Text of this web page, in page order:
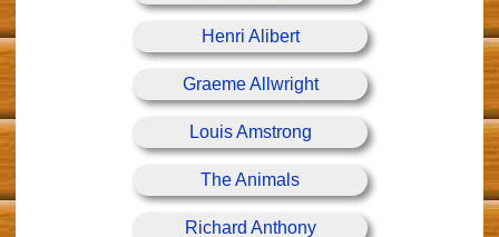
Henri Alibert
Graeme Allwright
Louis Amstrong
The Animals
Richard Anthony